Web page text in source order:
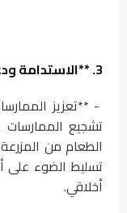
3. **الاستدامة ودعم المنتجين المحليين**
- **تعزيز
تشجيع الممارسات
الطعام من
تسليط الضوء على
أخلاقي.